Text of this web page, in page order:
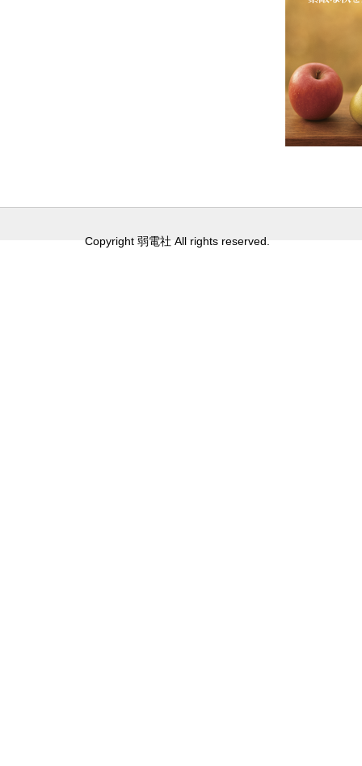
Copyright 弱電社 All rights reserved.